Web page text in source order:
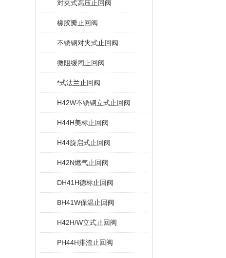
对夹式高压止回阀
橡胶瓣止回阀
不锈钢对夹式止回阀
微阻缓闭止回阀
*式法兰止回阀
H42W不锈钢立式止回阀
H44H美标止回阀
H44旋启式止回阀
H42N燃气止回阀
DH41H德标止回阀
BH41W保温止回阀
H42H/W立式止回阀
PH44H排渣止回阀